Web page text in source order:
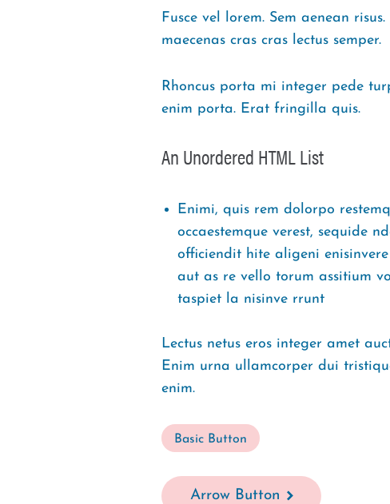
Fusce vel lorem. Sem aenean
maecenas cras cras lectus semper.
Rhoncus porta mi integer pede
enim porta. Erat fringilla quis.
An Unordered HTML List
Enimi, quis rem dolorpo
occaestemque verest, sequide
officiendit hite aligeni
aut as re vello torum assitium
taspiet la nisinve rrunt
Lectus netus eros integer amet
Enim urna ullamcorper dui
enim.
Basic Button
Arrow Button